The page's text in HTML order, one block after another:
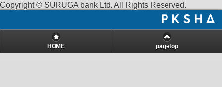
Copyright © SURUGA bank Ltd. All Rights Reserved.
HOME pagetop